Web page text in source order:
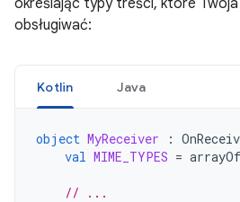
obsługiwać:
Kotlin Java
object MyReceiver :
val MIME_TYPES = arrayOf
// ...